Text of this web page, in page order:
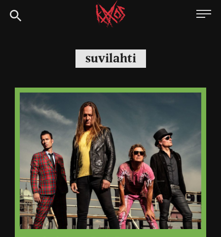
Siirry
suoraan
Kaaoszine
suvilahti